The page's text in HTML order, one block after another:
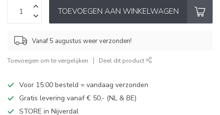
TOEVOEGEN AAN WINKELWAGEN
Vanaf 5 augustus weer verzonden!
Toevoegen om te vergelijken Deel dit product
Voor 15:00 besteld = vandaag verzonden
Gratis levering vanaf € 50,- (NL & BE)
STORE in Nijverdal